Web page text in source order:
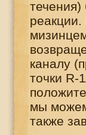
каналу
точки R-
мы
также